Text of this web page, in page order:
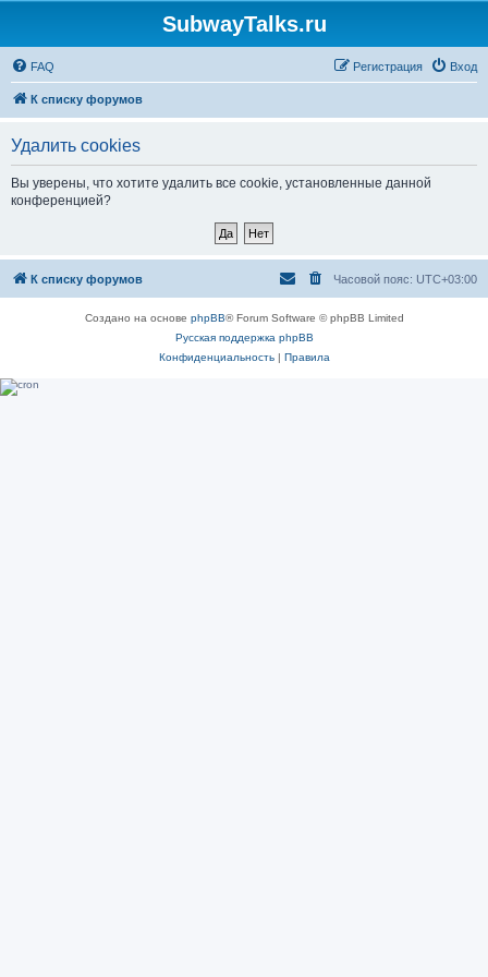
SubwayTalks.ru
FAQ Вход
Регистрация
К списку форумов
Удалить cookies
Вы уверены, что хотите удалить все cookie, установленные данной
конференцией?
К списку форумов Часовой пояс: UTC+03:00
Создано на основе phpBB® Forum Software © phpBB Limited
Русская поддержка phpBB
Конфиденциальность| Правила